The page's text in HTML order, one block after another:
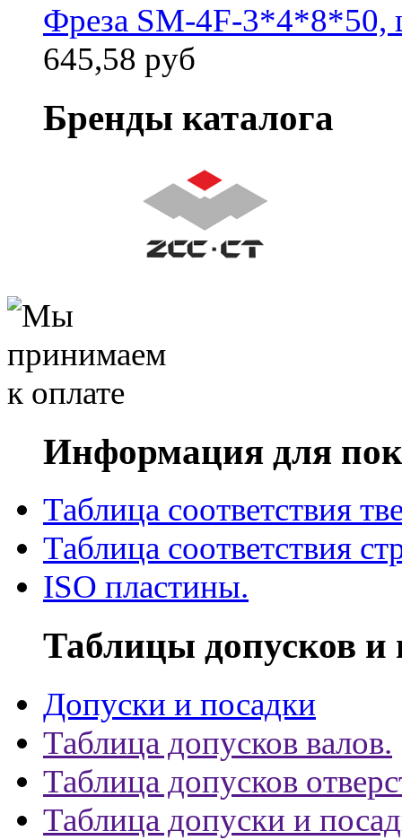
Фреза SM-4F-3*4*8*50,
645,58 руб
Бренды каталога
Информация для
Таблица соответствия
Таблица соответствия
ISO пластины.
Таблицы допусков и
Допуски и посадки
Таблица допусков валов.
Таблица допусков
Таблица допуски и